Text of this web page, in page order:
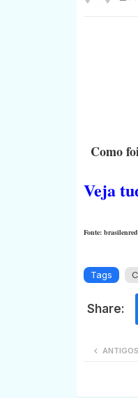
Como
Veja
Fonte:
Tags
ANTIGOS